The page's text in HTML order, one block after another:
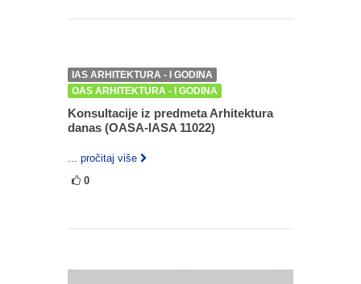
IAS ARHITEKTURA - I GODINA
OAS ARHITEKTURA - I GODINA
Konsultacije iz predmeta Arhitektura
danas (OASA-IASA 11022)
... pročitaj više
0